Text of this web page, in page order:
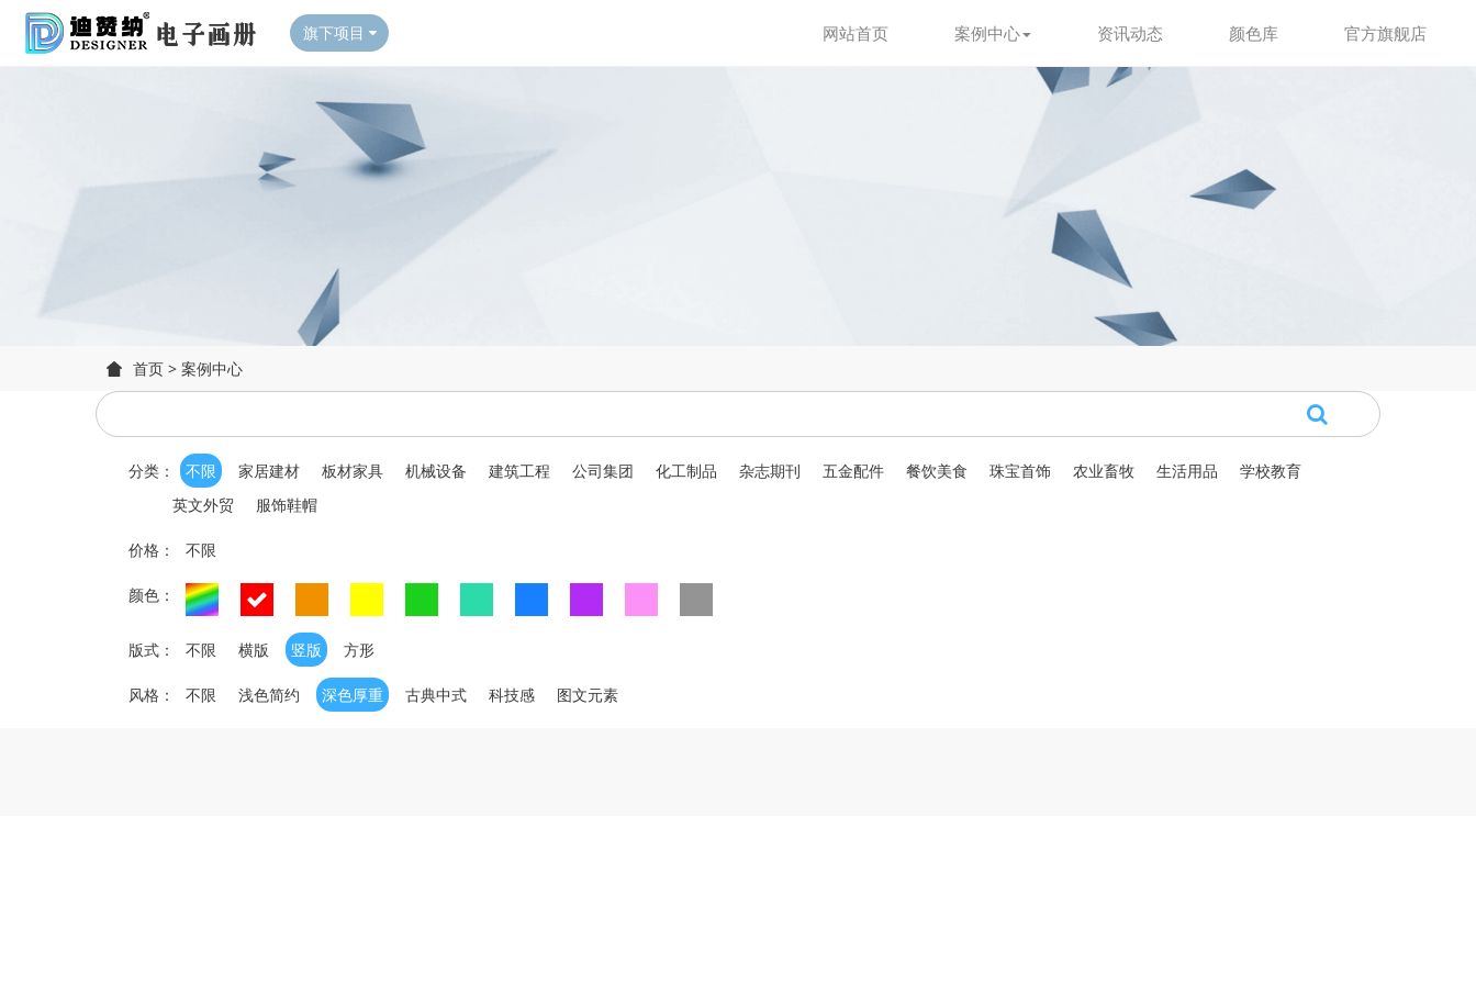
旗下项目 网站首页 案例中心 资讯动态 颜色库 官方旗舰店
首页 > 案例中心
分类： 不限 家居建材 板材家具 机械设备 建筑工程 公司集团 化工制品 杂志期刊 五金配件 餐饮美食 珠宝首饰 农业畜牧 生活用品
学校教育
英文外贸
服饰鞋帽
价格： 不限
颜色：
版式： 不限 横版 竖版 方形
风格： 不限 浅色简约 深色厚重 古典中式 科技感 图文元素